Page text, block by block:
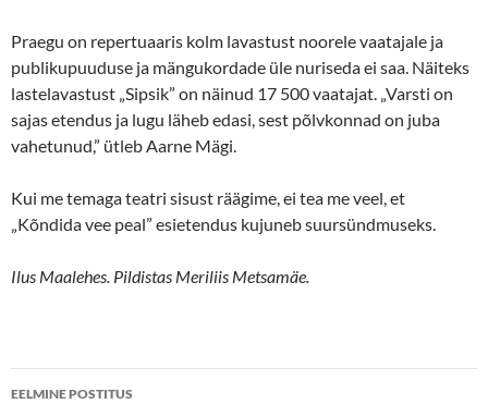
Praegu on repertuaaris kolm lavastust noorele vaatajale ja
publikupuuduse ja mängukordade üle nuriseda ei saa. Näiteks
lastelavastust „Sipsik” on näinud 17 500 vaatajat. „Varsti on
sajas etendus ja lugu läheb edasi, sest põlvkonnad on juba
vahetunud,” ütleb Aarne Mägi.
Kui me temaga teatri sisust räägime, ei tea me veel, et
„Kõndida vee peal” esietendus kujuneb suursündmuseks.
Ilus Maalehes. Pildistas Meriliis Metsamäe.
Postituste
EELMINE POSTITUS